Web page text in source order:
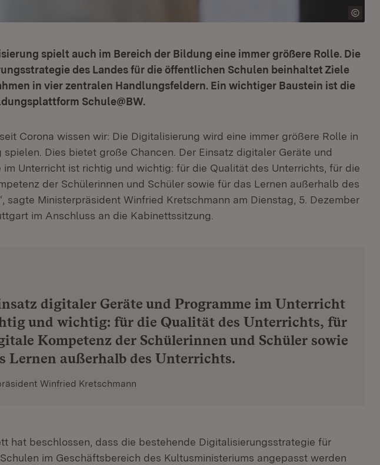
spielt auch im Bereich der Bildung eine immer größere Rolle. Die
des Landes für die öffentlichen Schulen beinhaltet Ziele
in vier zentralen Handlungsfeldern. Ein wichtiger Baustein ist die
Schule@BW.
seit Corona wissen wir: Die Digitalisierung wird eine immer größere Rolle in
spielen. Dies bietet große Chancen. Der Einsatz digitaler Geräte und
im Unterricht ist richtig und wichtig: für die Qualität des Unterrichts, für die
der Schülerinnen und Schüler sowie für das Lernen außerhalb des
sagte Ministerpräsident Winfried Kretschmann am Dienstag, 5. Dezember
im Anschluss an die Kabinettssitzung.
digitaler Geräte und Programme im Unterricht
und wichtig: für die Qualität des Unterrichts, für
Kompetenz der Schülerinnen und Schüler sowie
Lernen außerhalb des Unterrichts.
Winfried Kretschmann
hat beschlossen, dass die bestehende Digitalisierungsstrategie für
im Geschäftsbereich des Kultusministeriums angepasst werden